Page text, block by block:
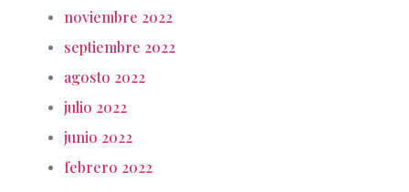
noviembre 2022
septiembre 2022
agosto 2022
julio 2022
junio 2022
febrero 2022